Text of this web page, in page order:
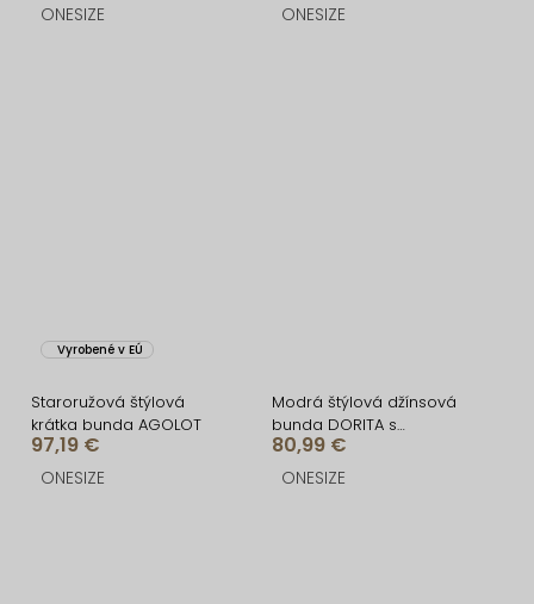
ONESIZE ONESIZE
Vyrobené v EÚ
Staroružová štýlová
krátka bunda AGOLOT
97,19 €
ONESIZE
Modrá štýlová džínsová
bunda DORITA s
gombíkmi
80,99 €
ONESIZE